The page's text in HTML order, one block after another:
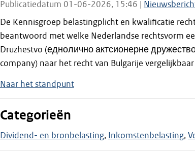
Publicatiedatum 01-06-2026, 15:46 |
De Kennisgroep belastingplicht en kwalificatie
beantwoord met welke Nederlandse rechtsvorm
Druzhestvo (еднолично актсионерне
company) naar het recht van Bulgarije vergelijkbaar
Naar het standpunt
Categorieën
Dividend- en bronbelasting Inkomstenbelasting